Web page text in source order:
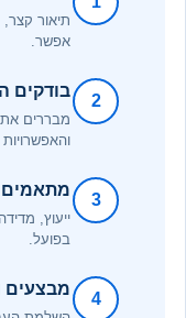
תיאור
אפשר.
2
בודקים
מבררים
והאפשרויות
3
ייעוץ,
בפועל.
4
מבצעים